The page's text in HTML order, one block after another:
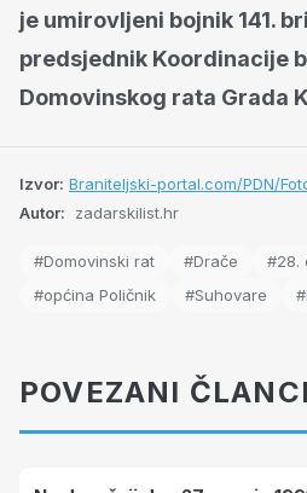
je umirovljeni bojnik 141.
predsjednik Koordinacije
Domovinskog rata Grada
Izvor: Braniteljski-portal.com/PDN/
Autor:
zadarskilist.hr
#Domovinski rat #Drače
#28.
#općina Poličnik
#Suhovare
POVEZANI ČLANCI